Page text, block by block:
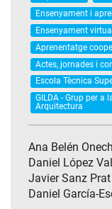
Ensenyament i
Ensenyament
Aprenentatge
Actes, jornades i
Escola Tècnica
GILDA - Grup per a
Arquitectura
Ana Belén
Daniel López
Javier Sanz Prat
Daniel García-